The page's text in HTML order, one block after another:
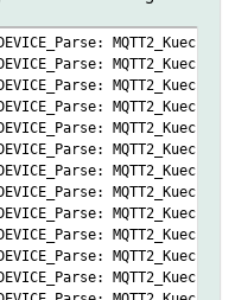
2023-11-16
2023-11-16
2023-11-16
2023-11-16
2023-11-16
2023-11-16
2023-11-16
2023-11-16
2023-11-16
2023-11-16